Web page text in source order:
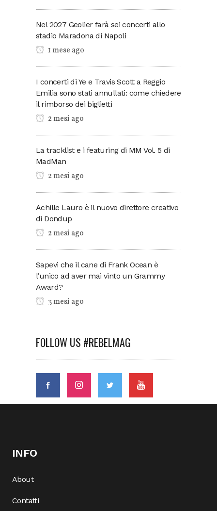
Nel 2027 Geolier farà sei concerti allo
stadio Maradona di Napoli
1 mese ago
I concerti di Ye e Travis Scott a Reggio
Emilia sono stati annullati: come chiedere
il rimborso dei biglietti
2 mesi ago
La tracklist e i featuring di MM Vol. 5 di
MadMan
2 mesi ago
Achille Lauro è il nuovo direttore creativo
di Dondup
2 mesi ago
Sapevi che il cane di Frank Ocean è
l’unico ad aver mai vinto un Grammy
Award?
3 mesi ago
FOLLOW US #REBELMAG
INFO
About
Contatti